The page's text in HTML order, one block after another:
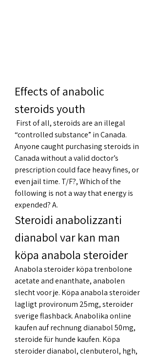
Effects of anabolic
steroids youth
“controlled substance” in Canada.
Anyone caught purchasing steroids in
Canada without a valid doctor’s
prescription could face heavy fines, or
even jail time. T/F?, Which of the
following is not a way that energy is
expended? A.
Steroidi anabolizzanti
dianabol var kan man
köpa anabola steroider
Anabola steroider köpa trenbolone
acetate and enanthate, anabolen
slecht voor je. Köpa anabola steroider
lagligt provironum 25mg, steroider
sverige flashback. Anabolika online
kaufen auf rechnung dianabol 50mg,
steroide für hunde kaufen. Köpa
steroider dianabol, clenbuterol, hgh,